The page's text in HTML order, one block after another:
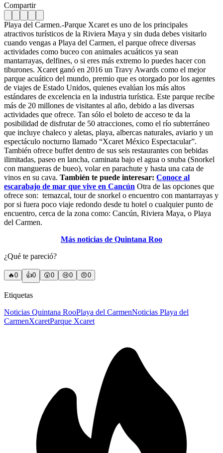
Compartir
Playa del Carmen.-Parque Xcaret es uno de los principales
atractivos turísticos de la Riviera Maya y sin duda debes visitarlo
cuando vengas a Playa del Carmen, el parque ofrece diversas
actividades como buceo con animales acuáticos ya sean
mantarrayas, delfines, o si eres más extremo lo puedes hacer con
tiburones. Xcaret ganó en 2016 un Travy Awards como el mejor
parque acuático del mundo, premio que es otorgado por los agentes
de viajes de Estado Unidos, quienes evalúan los más altos
estándares de excelencia en la industria turística. Este parque recibe
más de 20 millones de visitantes al año, debido a las diversas
actividades que ofrece. Tan sólo el boleto de acceso te da la
posibilidad de disfrutar de 50 atracciones, como el río subterráneo
que incluye chaleco y aletas, playa, albercas naturales, aviario y un
espectáculo nocturno llamado “Xcaret México Espectacular”.
También ofrece buffet dentro de sus seis restaurantes con bebidas
ilimitadas, paseo en lancha, caminata bajo el agua o snuba (Snorkel
con mangueras de bueo), volar en parachute y hasta una cata de
vinos en su cava. También te puede interesar: Conoce al
escarabajo de mar que vive en Cancún Otra de las opciones que
ofrece son: temazcal, tour de snorkel o encuentro con mantarrayas y
por si fuera poco viaje redondo desde tu hotel o cualquier punto de
encuentro, cerca de la zona como: Cancún, Riviera Maya, o Playa
del Carmen.
Más noticias de Quintana Roo
¿Qué te pareció?
🔥0 👍0 😲0 😢0 😠0
Etiquetas
Noticias Quintana RooPlaya del CarmenNoticias Playa del
CarmenXcaretParque Xcaret